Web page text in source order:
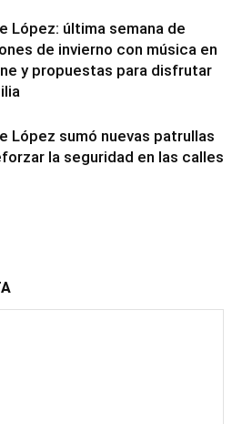
López: última semana de
de invierno con música en
y propuestas para disfrutar
López sumó nuevas patrullas
la seguridad en las calles